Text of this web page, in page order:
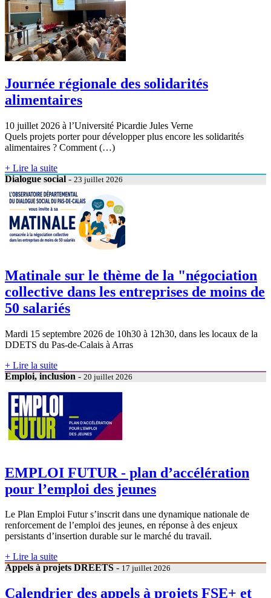
Journée régionale des solidarités
alimentaires
10 juillet 2026 à l’Université Picardie Jules Verne
Quels projets porter pour développer plus encore les solidarités
alimentaires ? Comment (…)
+ Lire la suite
Dialogue social - 23 juillet 2026
Matinale sur le thème de la "négociation
collective dans les entreprises de moins de
50 salariés
Mardi 15 septembre 2026 de 10h30 à 12h30, dans les locaux de la
DDETS du Pas-de-Calais à Arras
+ Lire la suite
Emploi, inclusion - 20 juillet 2026
EMPLOI FUTUR - plan d’accélération
pour l’emploi des jeunes
Le Plan Emploi Futur s’inscrit dans une dynamique nationale de
renforcement de l’emploi des jeunes, en réponse à des enjeux
persistants d’insertion durable sur le marché du travail.
+ Lire la suite
Appels à projets DREETS - 17 juillet 2026
Calendrier des appels à projets FSE+ et